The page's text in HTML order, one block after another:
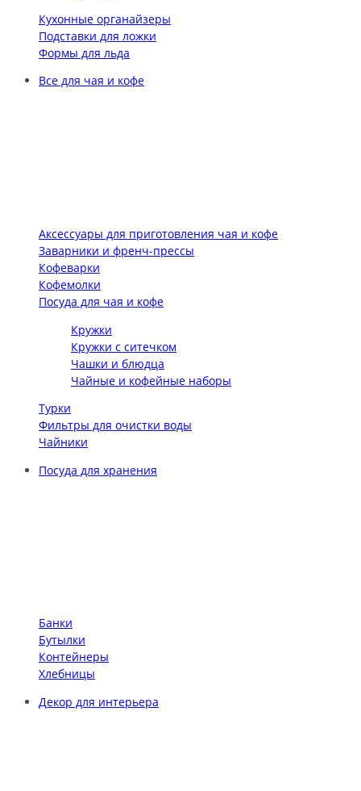
Кухонные органайзеры
Подставки для ложки
Формы для льда
Все для чая и кофе
Аксессуары для приготовления чая и кофе
Заварники и френч-прессы
Кофеварки
Кофемолки
Посуда для чая и кофе
Кружки
Кружки с ситечком
Чашки и блюдца
Чайные и кофейные наборы
Турки
Фильтры для очистки воды
Чайники
Посуда для хранения
Банки
Бутылки
Контейнеры
Хлебницы
Декор для интерьера